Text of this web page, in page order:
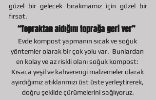
güzel bir gelecek bırakmamız için güzel bir
fırsat.
“Topraktan aldığını toprağa geri ver”
Evde kompost yapmanın sıcak ve soğuk
yöntemler olarak bir çok yolu var.  Bunlardan
en kolay ve az riskli olanı soğuk kompost:
Kısaca yeşil ve kahverengi malzemeler olarak
ayırdığımız atıklarımızı üst üste yerleştirerek,
doğru şekilde çürümelerini sağlıyoruz.